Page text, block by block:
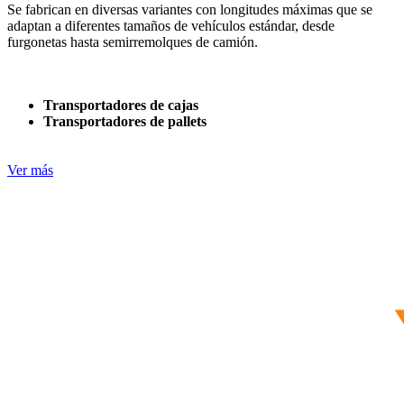
Se fabrican en diversas variantes con longitudes máximas que se
adaptan a diferentes tamaños de vehículos estándar, desde
furgonetas hasta semirremolques de camión.
Transportadores de cajas
Transportadores de pallets
Ver más